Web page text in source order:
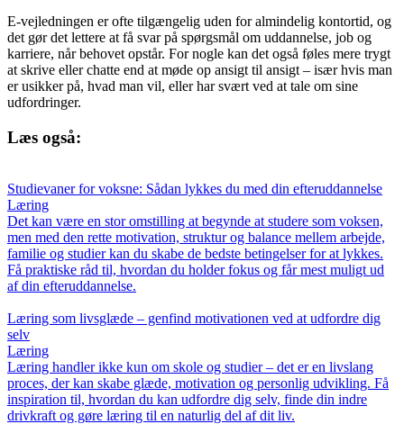
E-vejledningen er ofte tilgængelig uden for almindelig kontortid, og
det gør det lettere at få svar på spørgsmål om uddannelse, job og
karriere, når behovet opstår. For nogle kan det også føles mere trygt
at skrive eller chatte end at møde op ansigt til ansigt – især hvis man
er usikker på, hvad man vil, eller har svært ved at tale om sine
udfordringer.
Læs også:
Studievaner for voksne: Sådan lykkes du med din efteruddannelse
Læring
Det kan være en stor omstilling at begynde at studere som voksen,
men med den rette motivation, struktur og balance mellem arbejde,
familie og studier kan du skabe de bedste betingelser for at lykkes.
Få praktiske råd til, hvordan du holder fokus og får mest muligt ud
af din efteruddannelse.
Læring som livsglæde – genfind motivationen ved at udfordre dig
selv
Læring
Læring handler ikke kun om skole og studier – det er en livslang
proces, der kan skabe glæde, motivation og personlig udvikling. Få
inspiration til, hvordan du kan udfordre dig selv, finde din indre
drivkraft og gøre læring til en naturlig del af dit liv.